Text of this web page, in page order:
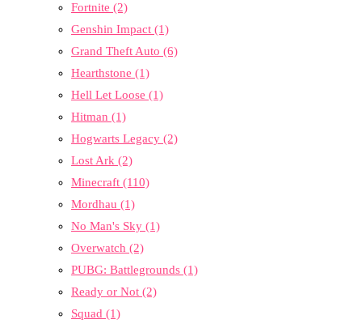
Fortnite (2)
Genshin Impact (1)
Grand Theft Auto (6)
Hearthstone (1)
Hell Let Loose (1)
Hitman (1)
Hogwarts Legacy (2)
Lost Ark (2)
Minecraft (110)
Mordhau (1)
No Man's Sky (1)
Overwatch (2)
PUBG: Battlegrounds (1)
Ready or Not (2)
Squad (1)